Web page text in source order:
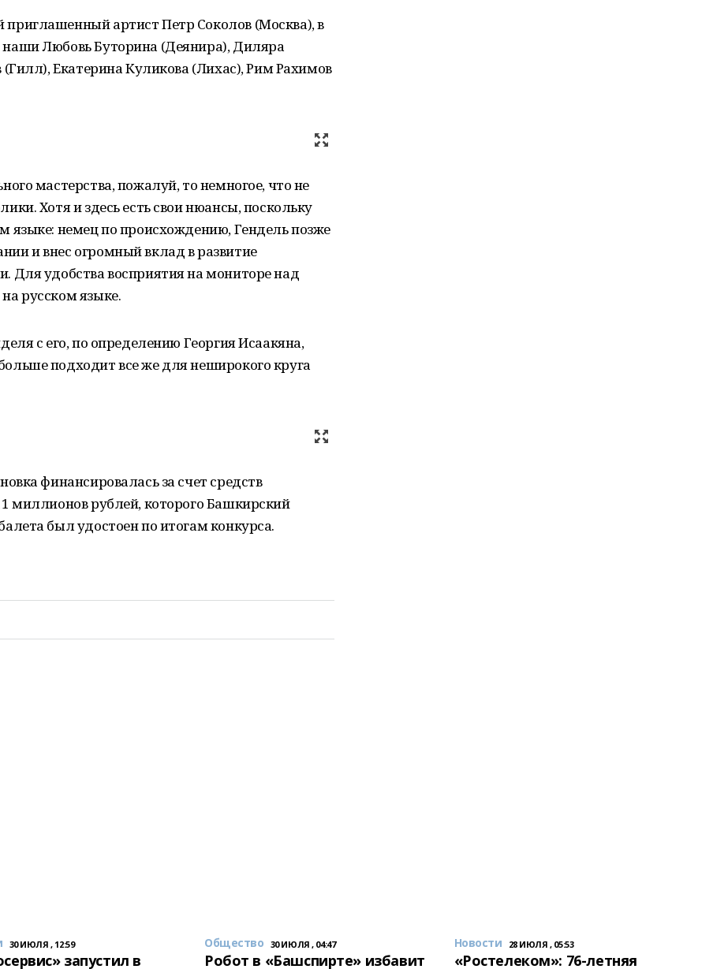
артист Петр Соколов (Москва), в
наши Любовь Буторина (Деянира), Диляра
Екатерина Куликова (Лихас), Рим Рахимов
мастерства, пожалуй, то немногое, что не
Хотя и здесь есть свои нюансы, поскольку
языке: немец по происхождению, Гендель позже
и внес огромный вклад в развитие
Для удобства восприятия на мониторе над
русском языке.
с его, по определению Георгия Исаакяна,
подходит все же для неширокого круга
финансировалась за счет средств
миллионов рублей, которого Башкирский
был удостоен по итогам конкурса.
30 ИЮЛЯ , 12:59
запустил в
Общество 30 ИЮЛЯ , 04:47
Робот в «Башспирте» избавит
Новости 28 ИЮЛЯ , 05:53
«Ростелеком»: 76-летняя